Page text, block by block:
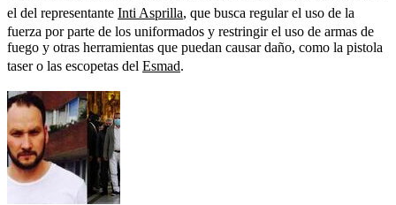
el del representante Inti Asprilla, que busca regular el uso de la
fuerza por parte de los uniformados y restringir el uso de armas de
fuego y otras herramientas que puedan causar daño, como la pistola
taser o las escopetas del Esmad.